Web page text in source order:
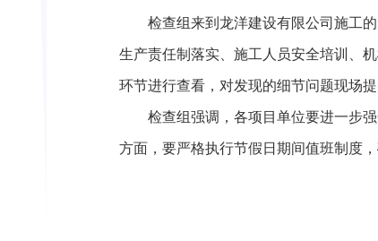
检查组来到龙洋建设有限公司施工
生产责任制落实、施工人员安全培训、
环节进行查看，对发现的细节问题现场提
检查组强调，各项目单位要进一步
方面，要严格执行节假日期间值班制度